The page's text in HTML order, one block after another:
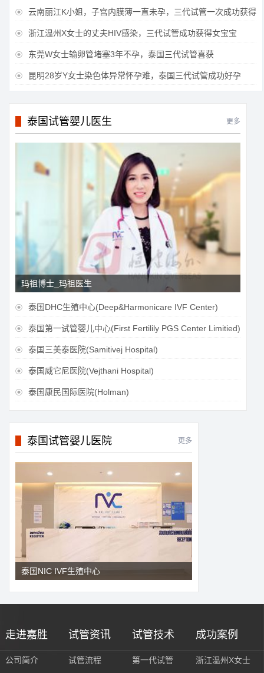
 云南丽江K小姐，子宫内膜薄一直未孕，三代试管一次成功获得
 浙江温州X女士的丈夫HIV感染，三代试管成功获得女宝宝
 东莞W女士输卵管堵塞3年不孕，泰国三代试管喜获
 昆明28岁Y女士染色体异常怀孕难，泰国三代试管成功好孕
泰国试管婴儿医生 更多
玛祖博士_玛祖医生
 泰国DHC生殖中心(Deep&Harmonicare IVF Center)
 泰国第一试管婴儿中心(First Fertilily PGS Center Limitied)
 泰国三美泰医院(Samitivej Hospital)
 泰国威它尼医院(Vejthani Hospital)
 泰国康民国际医院(Holman)
泰国试管婴儿医院 更多
泰国NIC IVF生殖中心
走进嘉胜
公司简介
试管资讯
试管流程
试管技术
第一代试管
成功案例
浙江温州X女士